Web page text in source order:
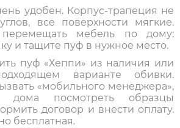
удобен. Корпус-трапеция не
все поверхности мягкие.
мебель по дому:
и тащите пуф в нужное место.
пуф «Хеппи» из наличия или
варианте обивки.
«мобильного менеджера»,
посмотреть образцы
договор и внести оплату.
бесплатная.